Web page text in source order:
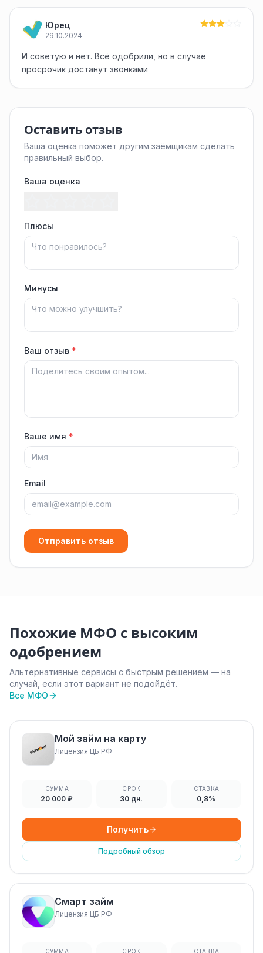
Юрец
29.10.2024
И советую и нет. Всё одобрили, но в случае
просрочик достанут звонками
Оставить отзыв
Ваша оценка поможет другим заёмщикам сделать
правильный выбор.
Ваша оценка
Плюсы
Минусы
Ваш отзыв *
Ваше имя *
Email
Отправить отзыв
Похожие МФО с высоким
одобрением
Альтернативные сервисы с быстрым решением — на
случай, если этот вариант не подойдёт.
Все МФО
Мой займ на карту
Лицензия ЦБ РФ
СУММА
20 000 ₽
СРОК
30 дн.
СТАВКА
0,8%
Получить
Подробный обзор
Смарт займ
Лицензия ЦБ РФ
СУММА СРОК СТАВКА